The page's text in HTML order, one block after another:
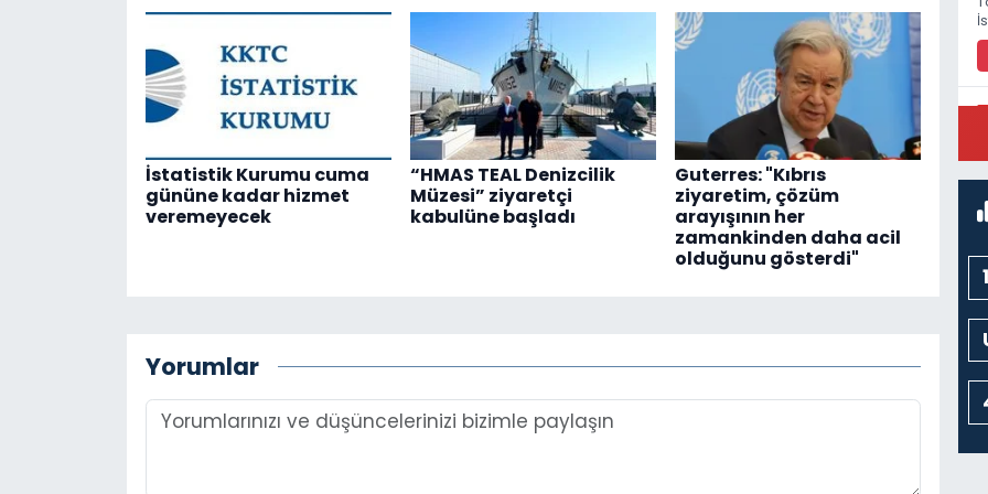
İstatistik Kurumu cuma
gününe kadar hizmet
veremeyecek
“HMAS TEAL Denizcilik
Müzesi” ziyaretçi
kabulüne başladı
Guterres: "Kıbrıs
ziyaretim, çözüm
arayışının her
zamankinden daha acil
olduğunu gösterdi"
Yorumlar